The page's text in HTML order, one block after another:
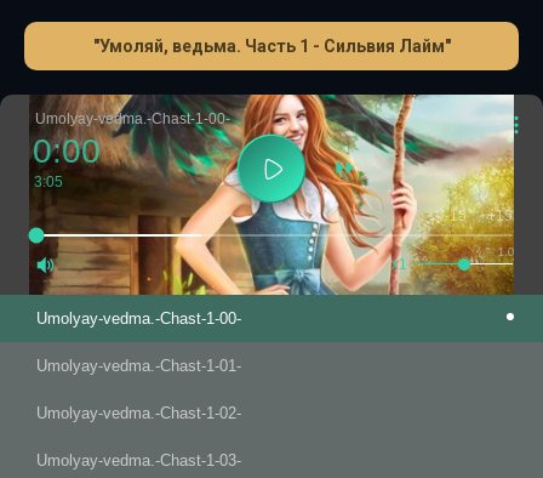
"Умоляй, ведьма. Часть 1 - Сильвия Лайм"
Umolyay-vedma.-Chast-1-00-
0:00
3:05
1.0
x1
-15 +15
Umolyay-vedma.-Chast-1-00-
Umolyay-vedma.-Chast-1-01-
Umolyay-vedma.-Chast-1-02-
Umolyay-vedma.-Chast-1-03-